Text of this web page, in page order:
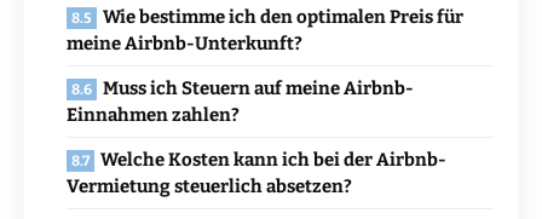
Wie bestimme ich den optimalen Preis für
meine Airbnb-Unterkunft?
Muss ich Steuern auf meine Airbnb-
Einnahmen zahlen?
Welche Kosten kann ich bei der Airbnb-
Vermietung steuerlich absetzen?